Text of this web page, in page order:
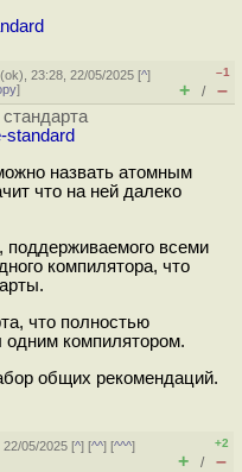
(ok), 23:28, 22/05/2025 [^]
]
–1
+ / –
standard
назвать атомным
что на ней далеко
поддерживаемого всеми
компилятора, что
что полностью
одним компилятором.
общих рекомендаций.
22/05/2025 [^] [^^] [^^^]
+2
+ / –